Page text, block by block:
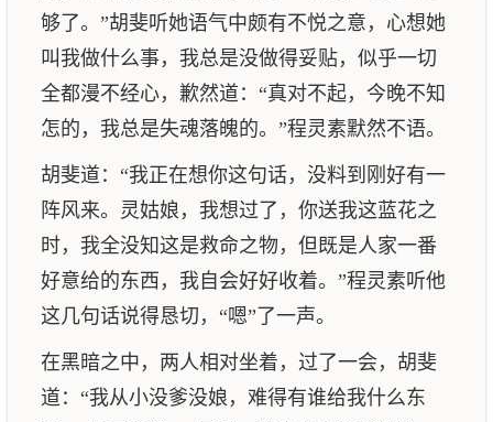
够了。”胡斐听她语气中颇有不悦之意，心想她
叫我做什么事，我总是没做得妥贴，似乎一切
全都漫不经心，歉然道：“真对不起，今晚不知
怎的，我总是失魂落魄的。”程灵素默然不语。
胡斐道：“我正在想你这句话，没料到刚好有一
阵风来。灵姑娘，我想过了，你送我这蓝花之
时，我全没知这是救命之物，但既是人家一番
好意给的东西，我自会好好收着。”程灵素听他
这几句话说得恳切，“嗯”了一声。
在黑暗之中，两人相对坐着，过了一会，胡斐
道：“我从小没爹没娘，难得有谁给我什么东